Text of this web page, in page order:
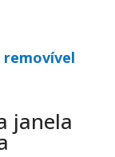
removível
janela